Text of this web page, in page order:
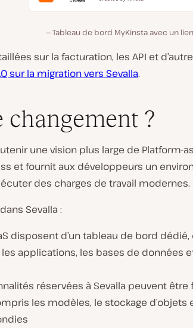
Tableau de bord MyKinsta avec un
sur la facturation, les API et
sur la migration vers Sevalla.
changement ?
une vision plus large de Platform-
et fournit aux développeurs un
des charges de travail modernes.
Sevalla :
disposent d’un tableau de bord
applications, les bases de données
réservées à Sevalla peuvent être
les modèles, le stockage d’objets